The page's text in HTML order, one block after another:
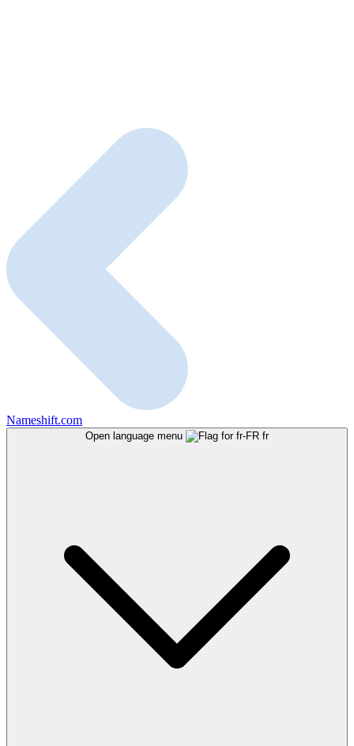
Nameshift.com
Open language menu fr